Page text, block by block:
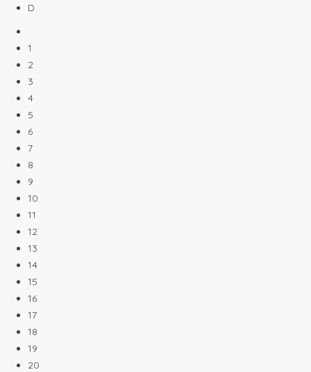
D
1
2
3
4
5
6
7
8
9
10
11
12
13
14
15
16
17
18
19
20